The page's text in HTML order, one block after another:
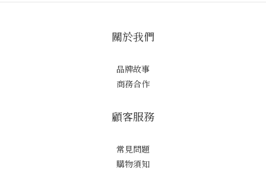
關於我們
品牌故事
商務合作
顧客服務
常見問題
購物須知